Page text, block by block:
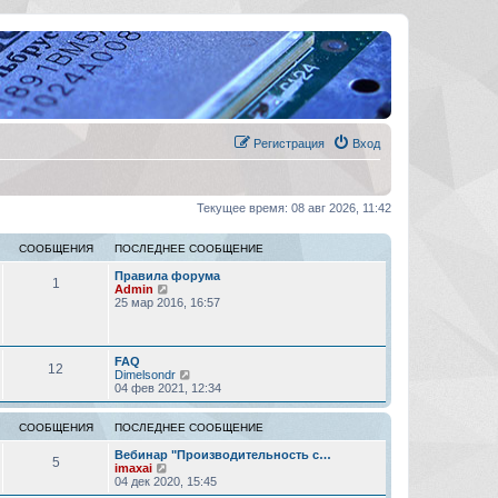
Вход
Регистрация
Текущее время: 08 авг 2026, 11:42
СООБЩЕНИЯ ПОСЛЕДНЕЕ СООБЩЕНИЕ
1
Правила форума
Admin
е
и
к
п
о
с
л
е
н
е
25 мар 2016, 16:57
12
FAQ
Dimelsondr
е
р
е
й
т
и
п
о
04 фев 2021, 12:34
СООБЩЕНИЯ ПОСЛЕДНЕЕ СООБЩЕНИЕ
5
Вебинар "Производительность с…
imaxai
е
р
04 дек 2020, 15:45